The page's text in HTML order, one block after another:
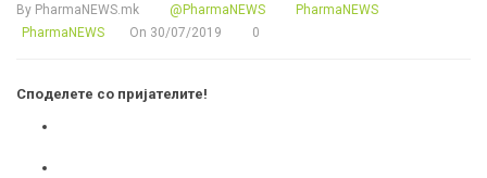
By PharmaNEWS.mk @PharmaNEWS
PharmaNEWS
PharmaNEWS
On 30/07/2019 0
Споделете со пријателите!